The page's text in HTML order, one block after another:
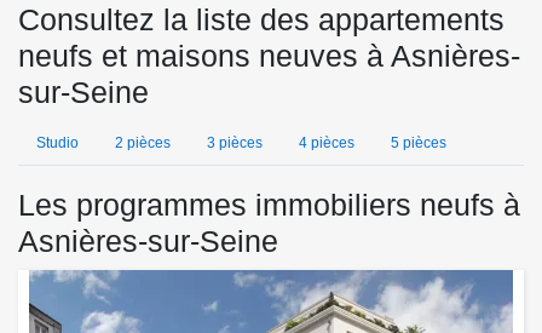
Consultez la liste des appartements
neufs et maisons neuves à Asnières-
sur-Seine
Studio 2 pièces 3 pièces 4 pièces 5 pièces
Les programmes immobiliers neufs à
Asnières-sur-Seine